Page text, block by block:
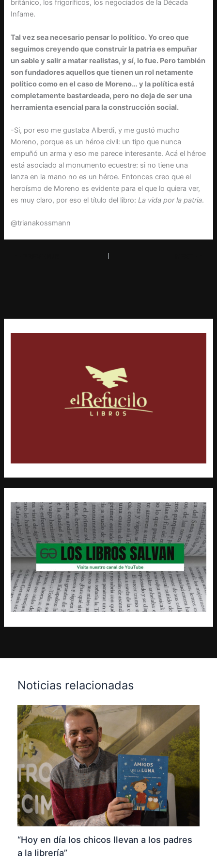
británico, los frigoríficos, los negociados de la Década
Infame.
Tal vez sea necesario pensar lo político. Yo creo que
seguimos creyendo que construir la patria es empuñar
un sable y salir a matar realistas, y sí, lo fue. Pero también
son fundadores aquellos que tienen un rol netamente
político como en el caso de Moreno… y la política está
completamente bastardeada, pero no deja de ser una
herramienta esencial para la construcción social.
-Si, por eso me gustaba Alberdi, y me gustó mucho
Moreno, porque es un héroe civil: un tipo que nunca
empuñó un arma y eso me parece interesante. Acá el héroe
está asociado al monumento ecuestre: si no tiene una
lanza en la mano no es un héroe. Entonces creo que el
heroísmo de Moreno es evidente para el que lo quiera ver,
es muy claro, por eso el título del libro:La vida por la patria.
@trianakossmann
Noticias relacionadas
“Hoy en día los chicos llevan a los padres
a la librería”